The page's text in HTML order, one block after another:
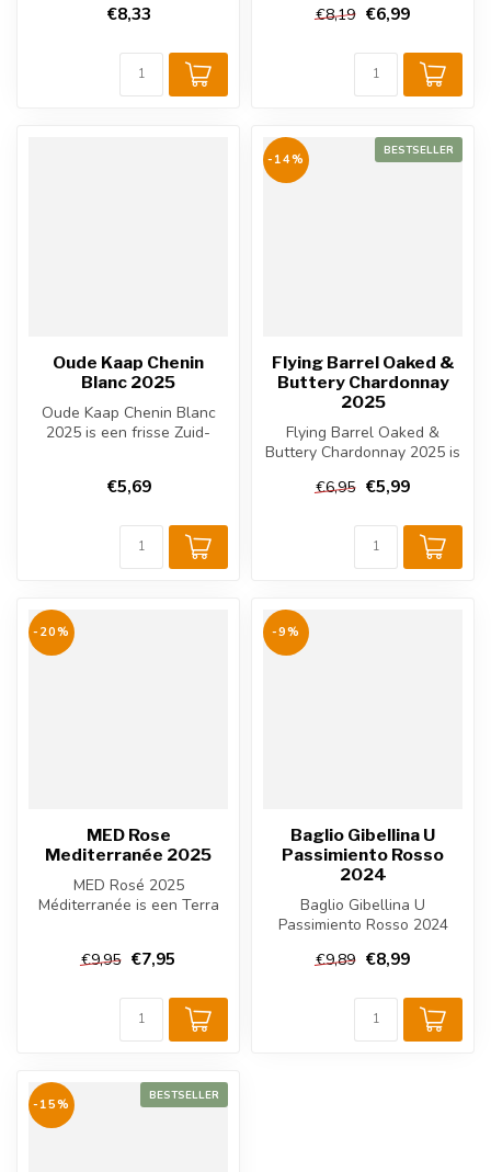
€8,33 €8,19 €6,99
Oude Kaap Chenin
Blanc 2025
Oude Kaap Chenin Blanc
2025 is een frisse Zuid-
€5,69
BESTSELLER
-14%
Flying Barrel Oaked &
Buttery Chardonnay
2025
Flying Barrel Oaked &
Buttery Chardonnay 2025 is
witte...
€6,95 €5,99
-20%
MED Rose
Mediterranée 2025
MED Rosé 2025
Méditerranée is een Terra
€9,95 €7,95
-9%
Baglio Gibellina U
Passimiento Rosso
2024
Baglio Gibellina U
Passimiento Rosso 2024
wijn uit Sic...
€9,89 €8,99
BESTSELLER
-15%